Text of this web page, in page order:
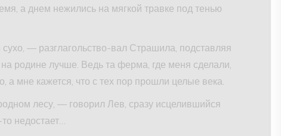
а днем нежились на мягкой травке под тенью
— разглагольство-вал Страшила, подставляя
родине лучше. Ведь та ферма, где меня сделали,
а мне кажется, что с тех пор прошли целые века.
лесу, — говорил Лев, сразу исцелившийся
недостает…